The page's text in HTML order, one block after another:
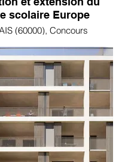
scolaire Europe
(60000), Concours